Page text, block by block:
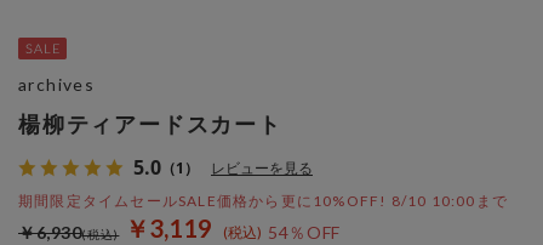
楊柳ティアードスカート
5.0 （1） レビューを見る
期間限定タイムセールSALE価格から更に10%OFF! 8/10 10:00まで
￥3,119 54％OFF
￥6,930
archives